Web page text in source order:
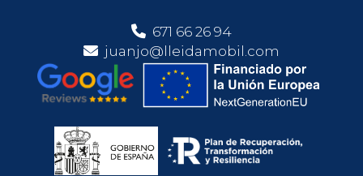
671 66 26 94
juanjo@lleidamobil.com